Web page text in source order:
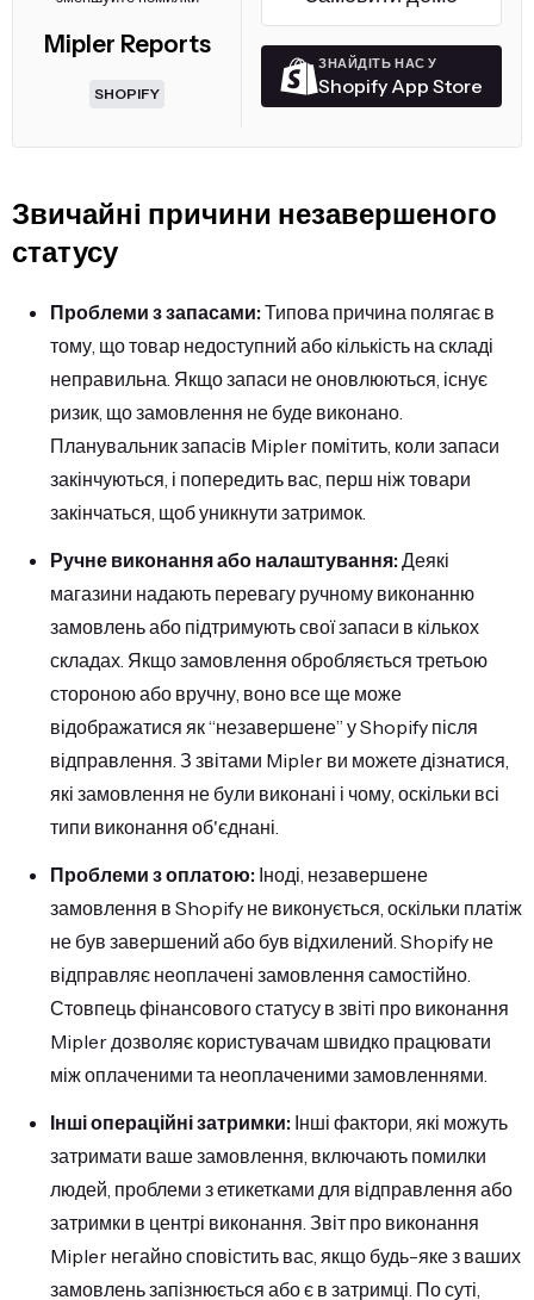
Mipler Reports
SHOPIFY
ЗНАЙДІТЬ НАС У
Shopify App Store
Звичайні причини незавершеного
статусу
Проблеми з запасами: Типова причина полягає в
тому, що товар недоступний або кількість на складі
неправильна. Якщо запаси не оновлюються, існує
ризик, що замовлення не буде виконано.
Планувальник запасів Mipler помітить, коли запаси
закінчуються, і попередить вас, перш ніж товари
закінчаться, щоб уникнути затримок.
Ручне виконання або налаштування: Деякі
магазини надають перевагу ручному виконанню
замовлень або підтримують свої запаси в кількох
складах. Якщо замовлення обробляється третьою
стороною або вручну, воно все ще може
відображатися як “незавершене” у Shopify після
відправлення. З звітами Mipler ви можете дізнатися,
які замовлення не були виконані і чому, оскільки всі
типи виконання об'єднані.
Проблеми з оплатою: Іноді, незавершене
замовлення в Shopify не виконується, оскільки платіж
не був завершений або був відхилений. Shopify не
відправляє неоплачені замовлення самостійно.
Стовпець фінансового статусу в звіті про виконання
Mipler дозволяє користувачам швидко працювати
між оплаченими та неоплаченими замовленнями.
Інші операційні затримки: Інші фактори, які можуть
затримати ваше замовлення, включають помилки
людей, проблеми з етикетками для відправлення або
затримки в центрі виконання. Звіт про виконання
Mipler негайно сповістить вас, якщо будь-яке з ваших
замовлень запізнюється або є в затримці. По суті,